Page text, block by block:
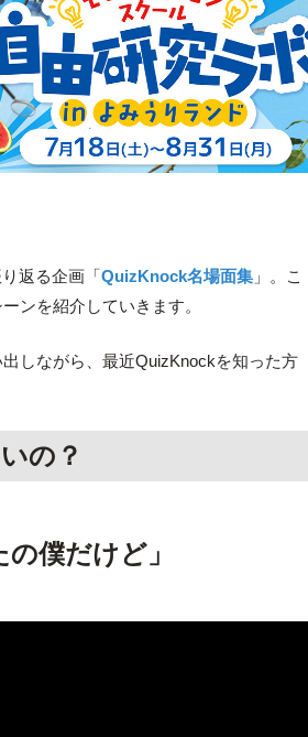
り返る企画「QuizKnock名場面集 」。こ
ンを紹介していきます。
しながら、最近QuizKnockを知った方
の？
の僕だけど」